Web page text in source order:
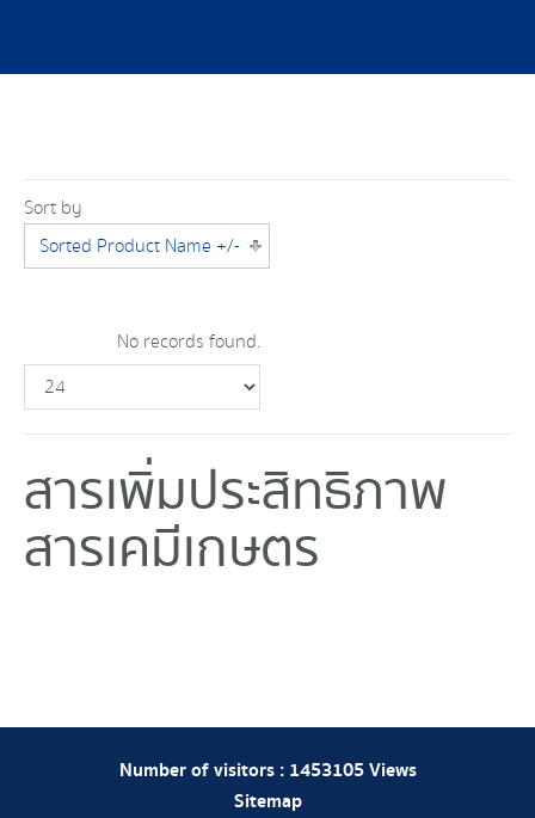
Sort by
Sorted Product Name +/-
No records found.
สารเพิ่มประสิทธิภาพ
สารเคมีเกษตร
Number of visitors : 1453105Views
Sitemap